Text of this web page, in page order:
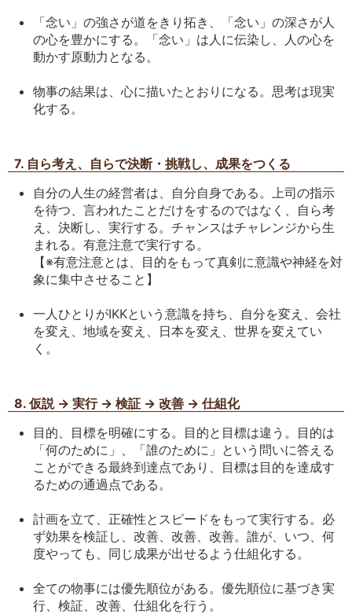
「念い」の強さが道をきり拓き、「念い」の深さが人
の心を豊かにする。「念い」は人に伝染し、人の心を
動かす原動力となる。
物事の結果は、心に描いたとおりになる。思考は現実
化する。
7. 自ら考え、自らで決断・挑戦し、成果をつくる
自分の人生の経営者は、自分自身である。上司の指示
を待つ、言われたことだけをするのではなく、自ら考
え、決断し、実行する。チャンスはチャレンジから生
まれる。有意注意で実行する。
【※有意注意とは、目的をもって真剣に意識や神経を対
象に集中させること】
一人ひとりがIKKという意識を持ち、自分を変え、会社
を変え、地域を変え、日本を変え、世界を変えてい
く。
8. 仮説 → 実行 → 検証 → 改善 → 仕組化
目的、目標を明確にする。目的と目標は違う。目的は
「何のために」、「誰のために」という問いに答える
ことができる最終到達点であり、目標は目的を達成す
るための通過点である。
計画を立て、正確性とスピードをもって実行する。必
ず効果を検証し、改善、改善、改善。誰が、いつ、何
度やっても、同じ成果が出せるよう仕組化する。
全ての物事には優先順位がある。優先順位に基づき実
行、検証、改善、仕組化を行う。